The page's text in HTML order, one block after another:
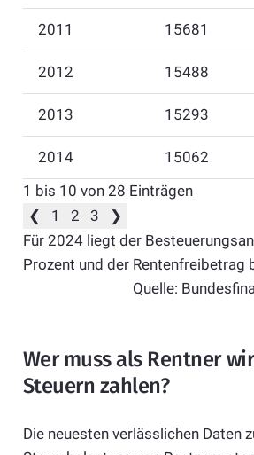
2011 15681
2012 15488
2013 15293
2014 15062
1 bis 10 von 28 Einträgen
❮
1 2 3
❯
Für 2024 liegt der
Prozent und der
Quelle:
Wer muss als Rentner
Steuern zahlen?
Die neuesten verlässlichen Daten